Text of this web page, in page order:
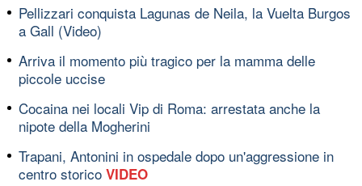
Pellizzari conquista Lagunas de Neila, la Vuelta Burgos
a Gall (Video)
Arriva il momento più tragico per la mamma delle
piccole uccise
Cocaina nei locali Vip di Roma: arrestata anche la
nipote della Mogherini
Trapani, Antonini in ospedale dopo un'aggressione in
centro storico VIDEO